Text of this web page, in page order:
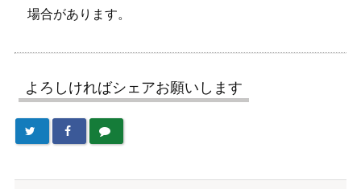
場合があります。
よろしければシェアお願いします